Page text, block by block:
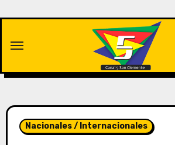
contenido
Nacionales / Internacionales